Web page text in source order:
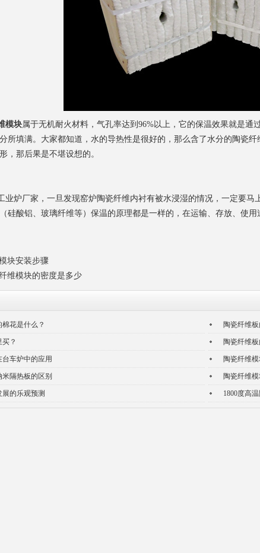
模块属于无机耐火材料，气孔率达到96%以上，它的保温效果就是
所填满。大家都知道，水的导热性是很好的，那么含了水分的陶瓷
，那后果是不堪设想的。
业炉厂家，一旦发现窑炉陶瓷纤维内衬有被水浸湿的情况，一定要
硅酸铝、玻璃纤维等）保温的原理都是一样的，在运输、存放、使用
块安装步骤
维模块的密度是多少
花是什么？ 陶瓷纤维
？ 陶瓷纤维
车炉中的应用 陶瓷纤维
隔热板的区别 陶瓷纤维
的乐观预测 1800度高